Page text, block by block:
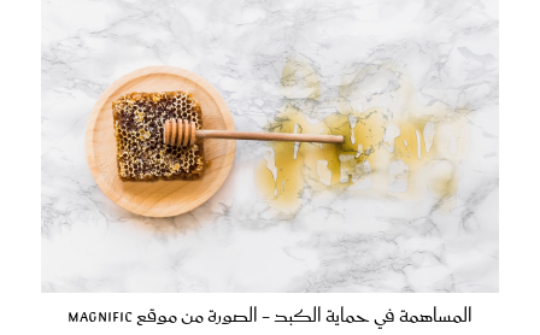
المساهمة في حماية الكبد - الصورة من موقع Magnific